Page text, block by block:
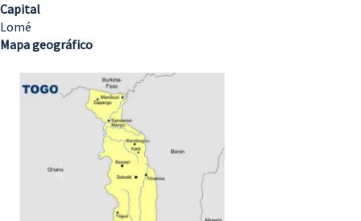
Capital
Lomé
Mapa geográfico
Imagem